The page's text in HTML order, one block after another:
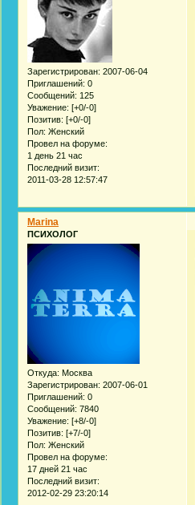
Зарегистрирован: 2007-06-04
Приглашений: 0
Сообщений: 125
Уважение: [+0/-0]
Позитив: [+0/-0]
Пол: Женский
Провел на форуме:
1 день 21 час
Последний визит:
2011-03-28 12:57:47
Marina
ПСИХОЛОГ
Откуда: Москва
Зарегистрирован: 2007-06-01
Приглашений: 0
Сообщений: 7840
Уважение: [+8/-0]
Позитив: [+7/-0]
Пол: Женский
Провел на форуме:
17 дней 21 час
Последний визит:
2012-02-29 23:20:14